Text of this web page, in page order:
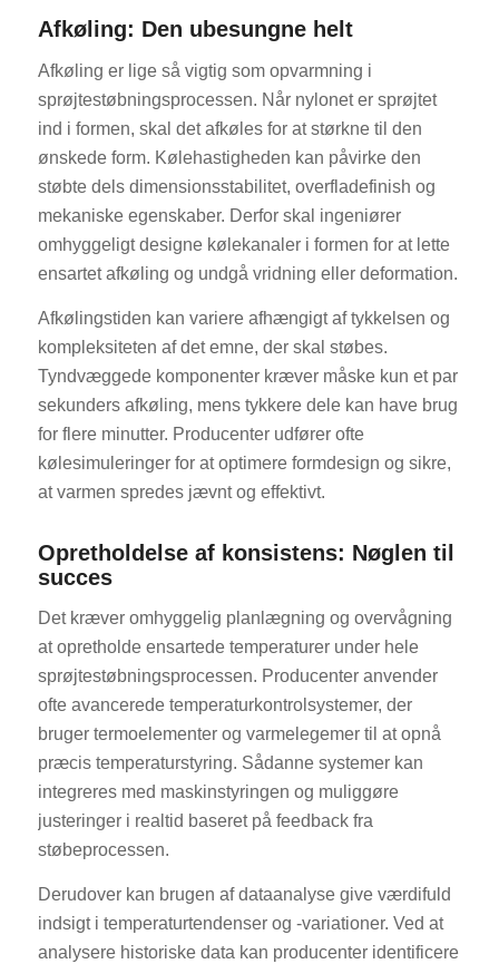
Afkøling: Den ubesungne helt
Afkøling er lige så vigtig som opvarmning i
sprøjtestøbningsprocessen. Når nylonet er sprøjtet
ind i formen, skal det afkøles for at størkne til den
ønskede form. Kølehastigheden kan påvirke den
støbte dels dimensionsstabilitet, overfladefinish og
mekaniske egenskaber. Derfor skal ingeniører
omhyggeligt designe kølekanaler i formen for at lette
ensartet afkøling og undgå vridning eller deformation.
Afkølingstiden kan variere afhængigt af tykkelsen og
kompleksiteten af det emne, der skal støbes.
Tyndvæggede komponenter kræver måske kun et par
sekunders afkøling, mens tykkere dele kan have brug
for flere minutter. Producenter udfører ofte
kølesimuleringer for at optimere formdesign og sikre,
at varmen spredes jævnt og effektivt.
Opretholdelse af konsistens: Nøglen til
succes
Det kræver omhyggelig planlægning og overvågning
at opretholde ensartede temperaturer under hele
sprøjtestøbningsprocessen. Producenter anvender
ofte avancerede temperaturkontrolsystemer, der
bruger termoelementer og varmelegemer til at opnå
præcis temperaturstyring. Sådanne systemer kan
integreres med maskinstyringen og muliggøre
justeringer i realtid baseret på feedback fra
støbeprocessen.
Derudover kan brugen af dataanalyse give værdifuld
indsigt i temperaturtendenser og -variationer. Ved at
analysere historiske data kan producenter identificere